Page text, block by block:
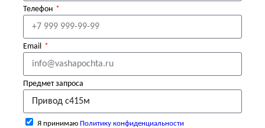
Телефон
Email
Предмет запроса
Я принимаю Политику конфиденциальности